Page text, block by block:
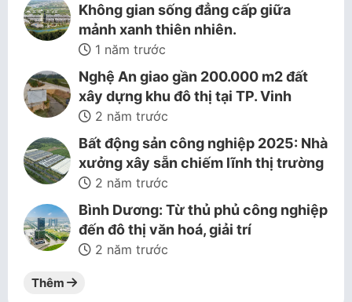
Không gian sống đẳng cấp giữa
mảnh xanh thiên nhiên.
1 năm trước
Nghệ An giao gần 200.000 m2 đất
xây dựng khu đô thị tại TP. Vinh
2 năm trước
Bất động sản công nghiệp 2025: Nhà
xưởng xây sẵn chiếm lĩnh thị trường
2 năm trước
Bình Dương: Từ thủ phủ công nghiệp
đến đô thị văn hoá, giải trí
2 năm trước
Thêm